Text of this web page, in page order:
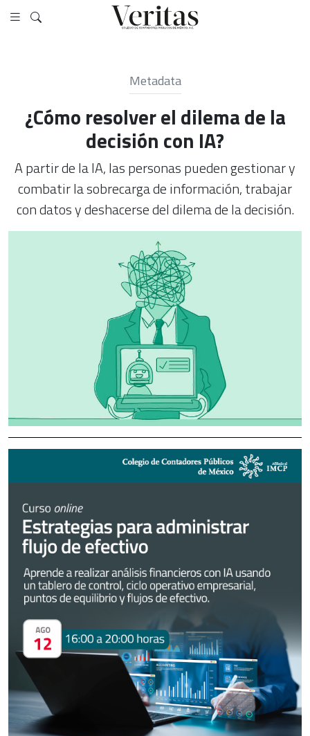
Metadata
¿Cómo resolver el dilema de la
decisión con IA?
A partir de la IA, las personas pueden gestionar y
combatir la sobrecarga de información, trabajar
con datos y deshacerse del dilema de la decisión.